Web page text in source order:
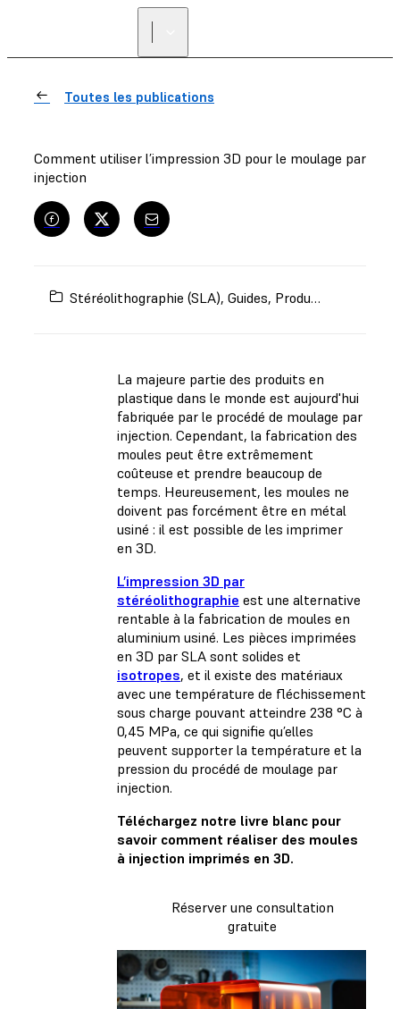
Toutes les publications
Comment utiliser l’impression 3D pour le moulage par
injection
Stéréolithographie (SLA),Guides, Production industrielle
La majeure partie des produits en
plastique dans le monde est aujourd'hui
fabriquée par le procédé de moulage par
injection. Cependant, la fabrication des
moules peut être extrêmement
coûteuse et prendre beaucoup de
temps. Heureusement, les moules ne
doivent pas forcément être en métal
usiné : il est possible de les imprimer
en 3D.
L’impression 3D par
stéréolithographie est une alternative
rentable à la fabrication de moules en
aluminium usiné. Les pièces imprimées
en 3D par SLA sont solides et
isotropes, et il existe des matériaux
avec une température de fléchissement
sous charge pouvant atteindre 238 °C à
0,45 MPa, ce qui signifie qu’elles
peuvent supporter la température et la
pression du procédé de moulage par
injection.
Téléchargez notre livre blanc pour
savoir comment réaliser des moules
à injection imprimés en 3D.
Réserver une consultation
gratuite